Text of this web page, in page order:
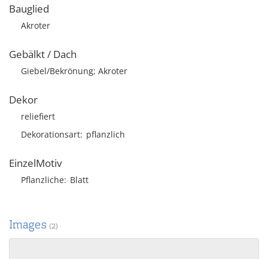
Bauglied
Akroter
Gebälkt / Dach
Giebel/Bekrönung; Akroter
Dekor
reliefiert
Dekorationsart pflanzlich
EinzelMotiv
Pflanzliche Blatt
Images (2)